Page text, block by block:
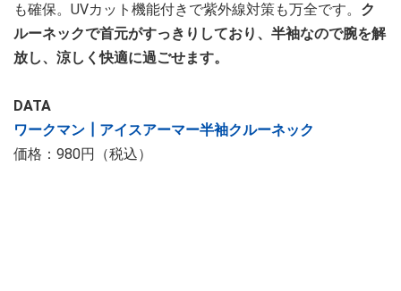
も確保。UVカット機能付きで紫外線対策も万全です。 ク
ルーネックで首元がすっきりしており、半袖なので腕を解
放し、涼しく快適に過ごせます。
DATA
ワークマン┃アイスアーマー半袖クルーネック
価格：980円（税込）